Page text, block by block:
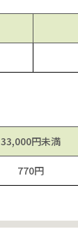
33,000円未満
770円